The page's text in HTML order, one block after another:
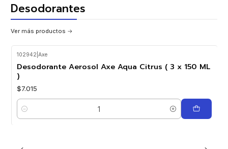
Desodorantes
Ver más productos
102942 Axe
Desodorante Aerosol Axe Aqua Citrus ( 3 x 150 ML
)
$7.015
Cantidad